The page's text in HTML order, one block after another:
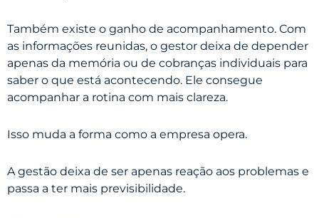
Também existe o ganho de acompanhamento. Com
as informações reunidas, o gestor deixa de depender
apenas da memória ou de cobranças individuais para
saber o que está acontecendo. Ele consegue
acompanhar a rotina com mais clareza.
Isso muda a forma como a empresa opera.
A gestão deixa de ser apenas reação aos problemas e
passa a ter mais previsibilidade.